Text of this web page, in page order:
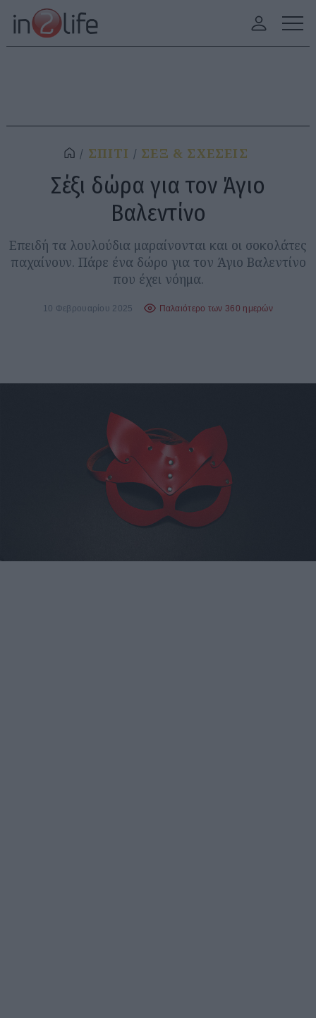
ΣΠΙΤΙ ΣΕΞ & ΣΧΕΣΕΙΣ
Σέξι δώρα για τον Άγιο
Βαλεντίνο
Επειδή τα λουλούδια μαραίνονται και οι σοκολάτες
παχαίνουν. Πάρε ένα δώρο για τον Άγιο Βαλεντίνο
που έχει νόημα.
10 Φεβρουαρίου 2025 Παλαιότερο των 360 ημερών